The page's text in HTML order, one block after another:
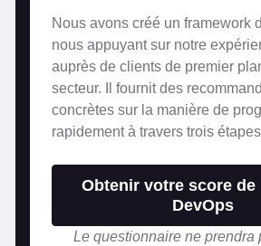
Nous avons créé un framework
nous appuyant sur notre
auprès de clients de premier
secteur. Il fournit des
concrètes sur la manière de
rapidement à travers trois
Obtenir votre score de
DevOps
Le questionnaire ne prendra